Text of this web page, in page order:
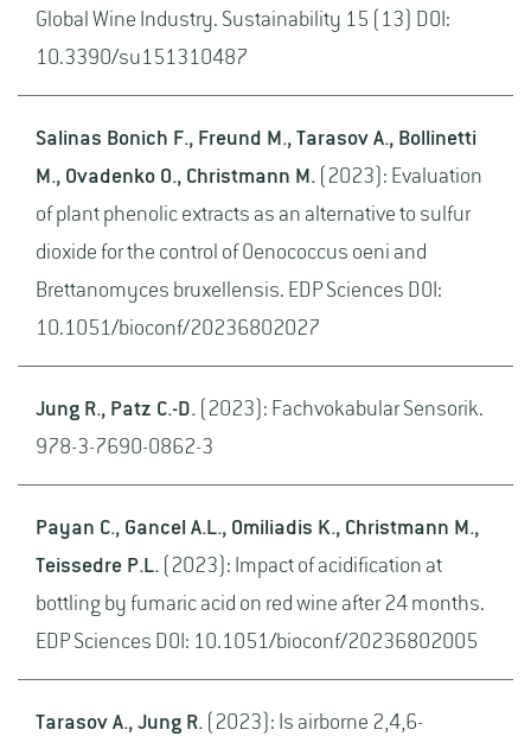
Global Wine Industry. Sustainability 15 (13) DOI:
10.3390/su151310487
Salinas Bonich F., Freund M., Tarasov A., Bollinetti
M., Ovadenko O., Christmann M. (2023): Evaluation
of plant phenolic extracts as an alternative to sulfur
dioxide for the control of Oenococcus oeni and
Brettanomyces bruxellensis. EDP Sciences DOI:
10.1051/bioconf/20236802027
Jung R., Patz C.-D. (2023): Fachvokabular Sensorik.
978-3-7690-0862-3
Payan C., Gancel A.L., Omiliadis K., Christmann M.,
Teissedre P.L. (2023): Impact of acidification at
bottling by fumaric acid on red wine after 24 months.
EDP Sciences DOI: 10.1051/bioconf/20236802005
Tarasov A., Jung R. (2023): Is airborne 2,4,6-